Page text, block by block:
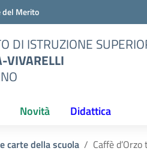
Merito
DI ISTRUZIONE
VIVARELLI
Novità Didattica
carte della scuola Caffè